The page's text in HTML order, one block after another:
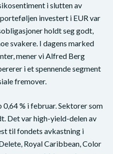
i slutten av
investert i EUR var
holdt seg godt,
svakere. I dagens marked
mener vi Alfred Berg
i et spennende segment
fremover.
0,64 % i februar. Sektorer som
Det var high-yield-delen av
til fondets avkastning i
Royal Caribbean, Color